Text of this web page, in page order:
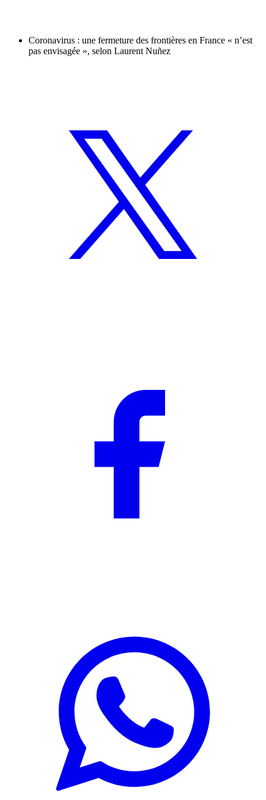
Coronavirus : une fermeture des frontières en France « n’est
pas envisagée », selon Laurent Nuñez